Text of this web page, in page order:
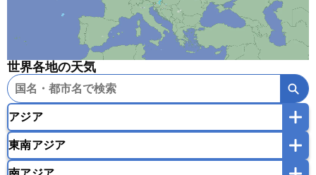
世界各地の天気
アジア
韓国
東南アジア